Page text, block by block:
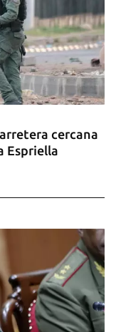
cercana
Espriella